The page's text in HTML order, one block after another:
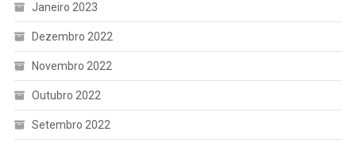
Janeiro 2023
Dezembro 2022
Novembro 2022
Outubro 2022
Setembro 2022